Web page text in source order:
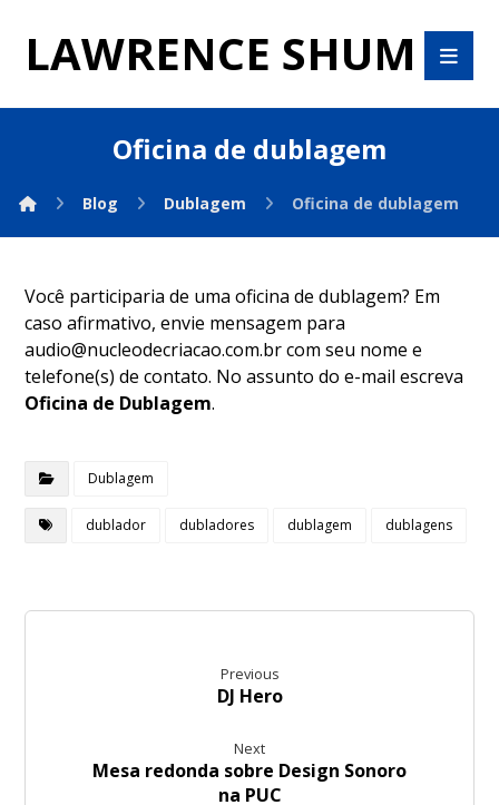
LAWRENCE SHUM
Oficina de dublagem
Blog Dublagem Oficina de dublagem
Você participaria de uma oficina de dublagem? Em
caso afirmativo, envie mensagem para
audio@nucleodecriacao.com.brcom seu nome e
telefone(s) de contato. No assunto do e-mail escreva
Oficina de Dublagem.
Dublagem
dublador dubladores dublagem dublagens
Previous
DJ Hero
Next
Mesa redonda sobre Design Sonoro
na PUC